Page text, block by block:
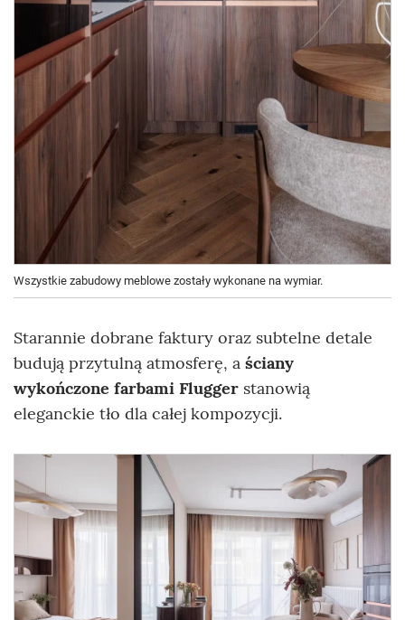
Wszystkie zabudowy meblowe zostały wykonane na wymiar.
Starannie dobrane faktury oraz subtelne detale
budują przytulną atmosferę, a ściany
wykończone farbami Flugger stanowią
eleganckie tło dla całej kompozycji.